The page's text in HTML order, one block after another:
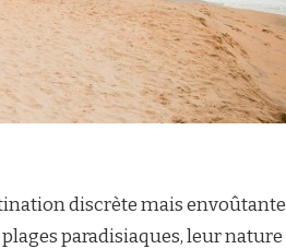
discrète mais envoûtante
paradisiaques, leur nature